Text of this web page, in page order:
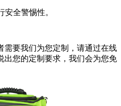
全警惕性。
需要我们为您定制，请通过在线
出您的定制要求，我们会为您免